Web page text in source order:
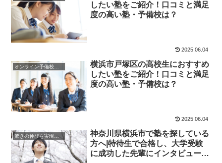
したい塾をご紹介！口コミと満足
度の高い塾・予備校は？
2025.06.04
横浜市戸塚区の高校生におすすめ
したい塾をご紹介！口コミと満足
度の高い塾・予備校は？
2025.06.04
神奈川県横浜市で塾を探している
方へ|特待生で合格し、大学受験
に成功した先輩にインタビュー！